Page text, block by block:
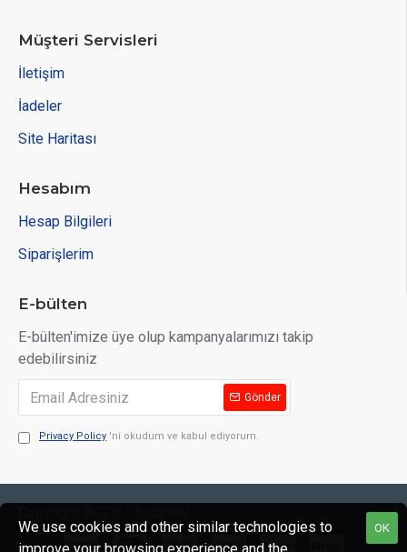
Müşteri Servisleri
İletişim
İadeler
Site Haritası
Hesabım
Hesap Bilgileri
Siparişlerim
E-bülten
E-bülten'imize üye olup kampanyalarımızı takip
edebilirsiniz
Gönder
Privacy Policy 'ni okudum ve kabul ediyorum.
OK
We use cookies and other similar technologies to